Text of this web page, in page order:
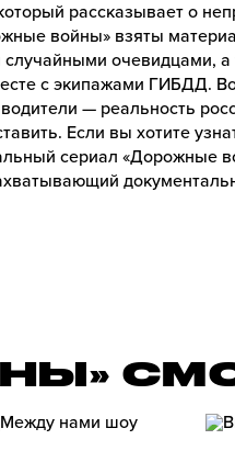
рассказывает о
войны» взяты
очевидцами, а
с экипажами ГИБДД.
— реальность
Если вы хотите
сериал «Дорожные